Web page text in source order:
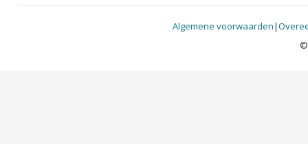
Algemene voorwaarden|
©